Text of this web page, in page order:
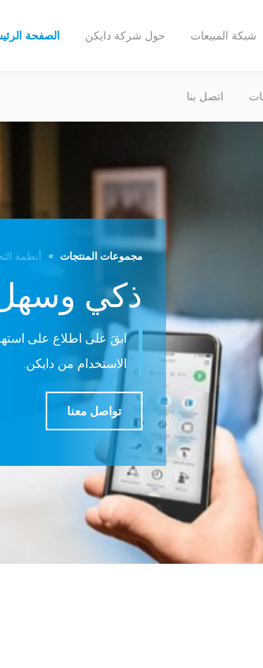
الصفحة حول شركة دايكن شبكة المبيعات
اتصل بنا
مجموعات المنتجات أنظمة
ذكي وسهل
ابقَ على اطلاع على
الاستخدام من دايكن.
تواصل معنا